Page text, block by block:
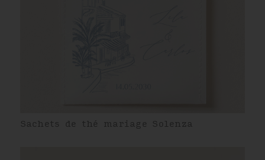
Sachets de thé mariage Solenza